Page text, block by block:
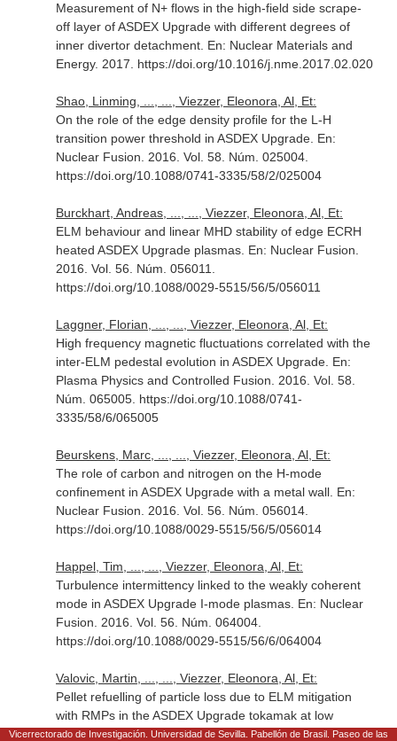
Measurement of N+ flows in the high-field side scrape-
off layer of ASDEX Upgrade with different degrees of
inner divertor detachment. En: Nuclear Materials and
Energy. 2017. https://doi.org/10.1016/j.nme.2017.02.020
Shao, Linming, ..., ..., Viezzer, Eleonora, Al, Et:
On the role of the edge density profile for the L-H
transition power threshold in ASDEX Upgrade. En:
Nuclear Fusion . 2016. Vol. 58. Núm. 025004.
https://doi.org/10.1088/0741-3335/58/2/025004
Burckhart, Andreas, ..., ..., Viezzer, Eleonora, Al, Et:
ELM behaviour and linear MHD stability of edge ECRH
heated ASDEX Upgrade plasmas. En: Nuclear Fusion
2016. Vol. 56. Núm. 056011.
https://doi.org/10.1088/0029-5515/56/5/056011
Laggner, Florian, ..., ..., Viezzer, Eleonora, Al, Et:
High frequency magnetic fluctuations correlated with the
inter-ELM pedestal evolution in ASDEX Upgrade. En:
Plasma Physics and Controlled Fusion . 2016. Vol. 58.
Núm. 065005. https://doi.org/10.1088/0741-
3335/58/6/065005
Beurskens, Marc, ..., ..., Viezzer, Eleonora, Al, Et:
The role of carbon and nitrogen on the H-mode
confinement in ASDEX Upgrade with a metal wall. En:
Nuclear Fusion . 2016. Vol. 56. Núm. 056014.
https://doi.org/10.1088/0029-5515/56/5/056014
Happel, Tim, ..., ..., Viezzer, Eleonora, Al, Et:
Turbulence intermittency linked to the weakly coherent
mode in ASDEX Upgrade I-mode plasmas. En: Nuclear
Fusion . 2016. Vol. 56. Núm. 064004.
https://doi.org/10.1088/0029-5515/56/6/064004
Valovic, Martin, ..., ..., Viezzer, Eleonora, Al, Et:
Pellet refuelling of particle loss due to ELM mitigation
with RMPs in the ASDEX Upgrade tokamak at low
collisionality.En: Nuclear Fusion. 2016. Vol. 56. Núm.
Vicerrectorado de Investigación. Universidad de Sevilla. Pabellón de Brasil. Paseo de las